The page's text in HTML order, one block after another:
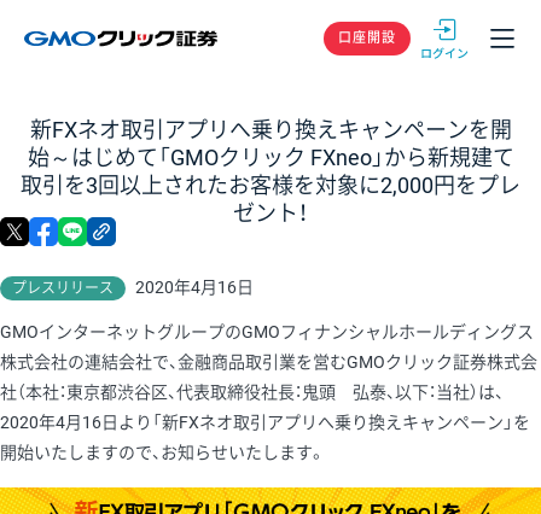
GMOクリック
口座開設
新FXネオ取引アプリへ乗り換えキャンペーンを開
始～はじめて「GMOクリック FXneo」から新規建て
取引を3回以上されたお客様を対象に2,000円をプレ
ゼント！
プレスリリース 2020年4月16日
X facebook
GMOインターネットグループのGMOフィナンシャルホールディングス
株式会社の連結会社で、金融商品取引業を営むGMOクリック証券株式会
社（本社：東京都渋谷区、代表取締役社長：鬼頭 弘泰、以下：当社）は、
2020年4月16日より「新FXネオ取引アプリへ乗り換えキャンペーン」を
開始いたしますので、お知らせいたします。